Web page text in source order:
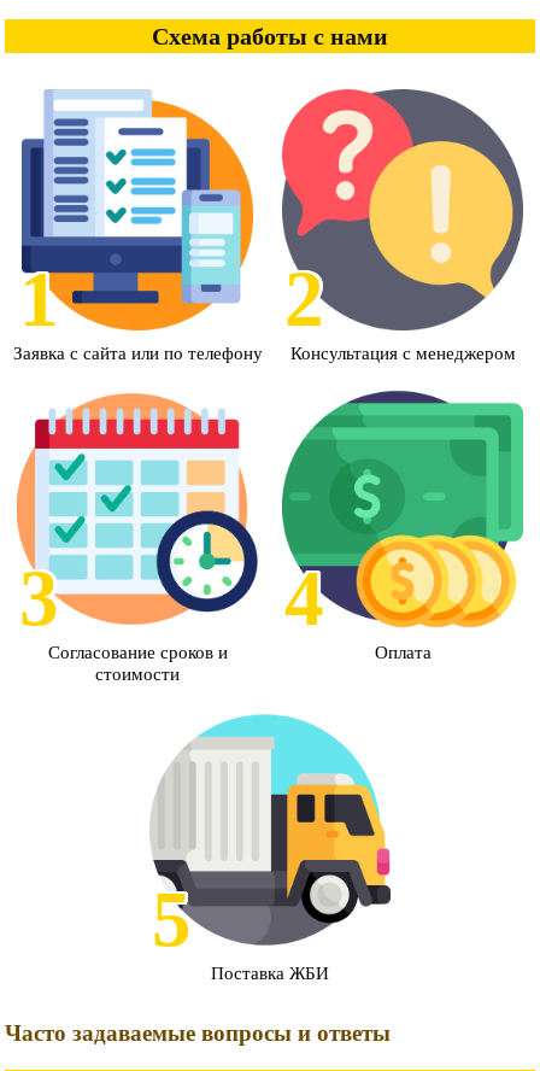
Схема работы с нами
Заявка с сайта или по телефону Консультация с менеджером
Согласование сроков и
стоимости
Оплата
Поставка ЖБИ
Часто задаваемые вопросы и ответы